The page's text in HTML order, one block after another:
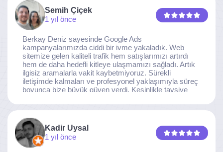
ekibine gönülden teşekkür ederiz.
Semih Çiçek
1 yıl önce
Berkay Deniz sayesinde Google Ads
kampanyalarımızda ciddi bir ivme yakaladık. Web
sitemize gelen kaliteli trafik hem satışlarımızı artırdı
hem de daha hedefli kitleye ulaşmamızı sağladı. Artık
ilgisiz aramalarla vakit kaybetmiyoruz. Sürekli
iletişimde kalmaları ve profesyonel yaklaşımıyla süreç
boyunca bize büyük güven verdi. Kesinlikle tavsiye
Kadir Uysal
1 yıl önce